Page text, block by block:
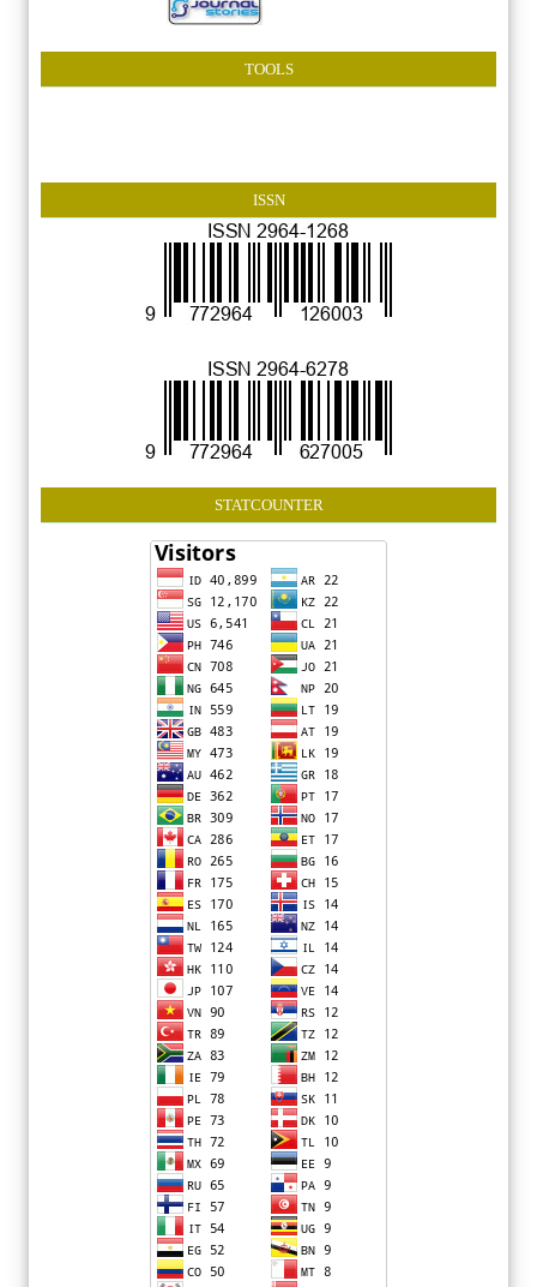
TOOLS
ISSN
STATCOUNTER